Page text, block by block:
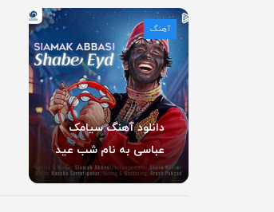
دانلود آهنگ سیامک
عباسی به نام شب عید
آهنگ